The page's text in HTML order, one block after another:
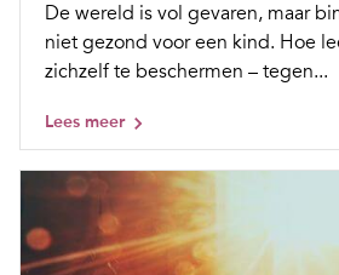
De wereld is vol gevaren, maar
niet gezond voor een kind. Hoe
zichzelf te beschermen – tegen...
Lees meer